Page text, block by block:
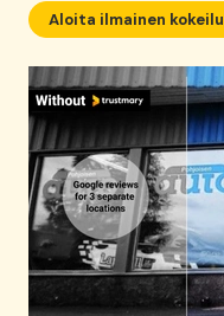
Aloita ilmainen kokeilu